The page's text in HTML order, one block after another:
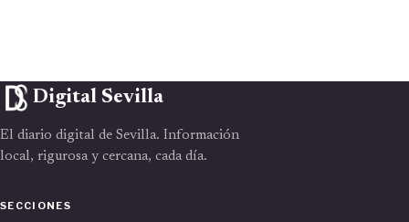
Digital Sevilla
El diario digital de Sevilla. Información
local, rigurosa y cercana, cada día.
SECCIONES